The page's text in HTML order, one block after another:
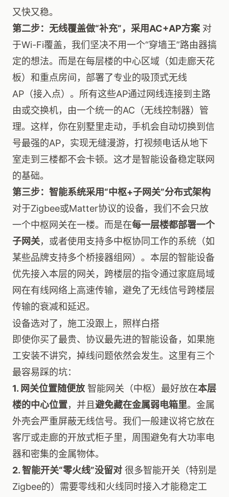
又快又稳。
第二步：无线覆盖做“补充”，采用AC+AP方案 对
于Wi-Fi覆盖，我们坚决不用一个“穿墙王”路由器搞
定的想法。而是在每层楼的中心区域（如走廊天花
板）和重点房间，部署了专业的吸顶式无线
AP（接入点）。所有这些AP通过网线连接到主路
由或交换机，由一个统一的AC（无线控制器）管
理。这样，你在别墅里走动，手机会自动切换到信
号最强的AP，实现无缝漫游，打视频电话从地下
室走到三楼都不会卡顿。这才是智能设备稳定联网
的基础。
第三步：智能系统采用“中枢+子网关”分布式架构
对于Zigbee或Matter协议的设备，我们不会只放
一个中枢网关在一楼。而是在每一层楼都部署一个
子网关，或者使用支持多中枢协同工作的系统（如
某些品牌支持多个桥接器组网）。本层的智能设备
优先接入本层的网关，跨楼层的指令通过家庭局域
网在有线网络上高速传输，避免了无线信号跨楼层
传输的衰减和延迟。
设备选对了，施工没跟上，照样白搭
即使你买了最贵、协议最先进的智能设备，如果施
工安装不讲究，掉线问题依然会发生。这里有三个
最容易踩的坑：
1. 网关位置随便放 智能网关（中枢）最好放在本层
楼的中心位置，并且 避免藏在金属弱电箱里。金属
外壳会严重屏蔽无线信号。我们一般建议将它放在
客厅或走廊的开放式柜子里，周围避免有大功率电
器和密集的金属物体。
2. 智能开关“零火线”没留对 很多智能开关（特别是
Zigbee的）需要零线和火线同时接入才能稳定工